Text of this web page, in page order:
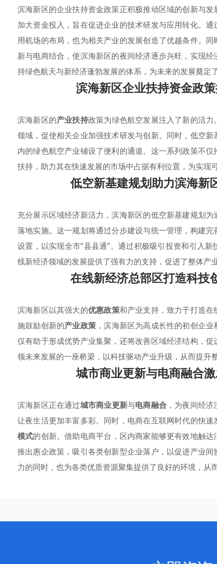
滨海新区的企业扶持资金政策正积极推动区域的创新与发
加大资金投入，旨在促进企业的技术研发与应用转化。
用机场的布局，也为相关产业的发展创造了优越条件。
新与电商结合，使滨海新区的夜间经济逐步兴旺，实现
持绿色航天与新经济蓬勃发展的体系，为未来的发展奠定
滨海新区企业扶持资金政
滨海新区的产业扶持政策为绿色航空发展注入了新的活
领域，促使相关企业加强技术研发与创新。同时，低空
内的绿色航空产业铺设了便利的通道。这一系列政策不
扶持，助力其在快速发展的市场中占据有利位置，为实现
低空新基建规划助力滨海新
充分展示区域经济新活力，滨海新区的低空新基建规划
落地实施。这一规划将通过分步建设与统一管理，构建
设置，以实现全市“县县通”。通过积极吸引投资和引入
线新经济领域的发展提供了强有力的支持，促进了整体
在线新经济总部区打造科技
滨海新区以其强大的优惠政策和产业支持，致力于打造
施鼓励创新的产业政策 ，滨海新区为高成长性的初创企
仅有助于形成优势产业集聚，还将改善区域经济结构，
领未来发展的一座桥梁，以科技驱动产业升级，从而提升
城市商业更新与电商融合
滨海新区正在通过城市商业更新与电商融合，为夜间经济
让夜生活更加丰富多彩。同时，电商在互联网时代的快
模式的创新。借助电商平台，区内商家能够更有效地触
推出惠企政策，吸引各类创新型企业落户，以促进产业
力的同时，也为各类优质资源聚集提供了良好的环境，从